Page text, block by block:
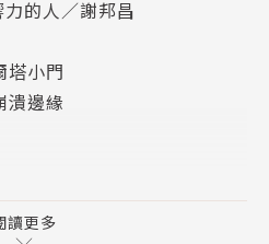
生、政大EMBA 碩士。20
式獲得心臟捐贈並完成心
的人／謝邦昌
小門
邊緣
讀更多